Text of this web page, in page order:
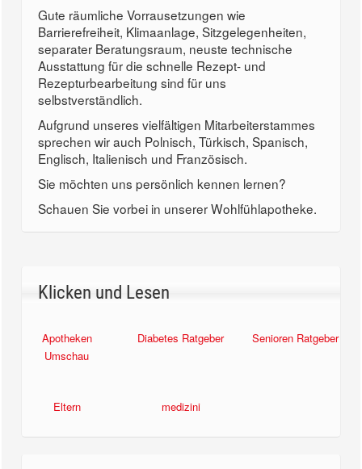
Gute räumliche Vorrausetzungen wie
Barrierefreiheit, Klimaanlage, Sitzgelegenheiten,
separater Beratungsraum, neuste technische
Ausstattung für die schnelle Rezept- und
Rezepturbearbeitung sind für uns
selbstverständlich.
Aufgrund unseres vielfältigen Mitarbeiterstammes
sprechen wir auch Polnisch, Türkisch, Spanisch,
Englisch, Italienisch und Französisch.
Sie möchten uns persönlich kennen lernen?
Schauen Sie vorbei in unserer Wohlfühlapotheke.
Klicken und Lesen
Apotheken
Umschau
Diabetes Ratgeber Senioren Ratgeber
Eltern medizini